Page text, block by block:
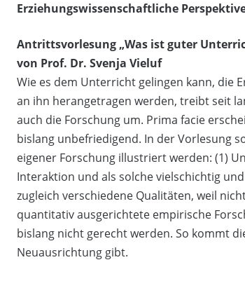
Erziehungswissenschaftliche
Antrittsvorlesung „Was ist guter
von Prof. Dr. Svenja Vieluf
Wie es dem Unterricht gelingen kann, die
an ihn herangetragen werden, treibt seit
auch die Forschung um. Prima facie
bislang unbefriedigend. In der Vorlesung
eigener Forschung illustriert werden: (1)
Interaktion und als solche vielschichtig
zugleich verschiedene Qualitäten, weil
quantitativ ausgerichtete empirische
bislang nicht gerecht werden. So kommt
Neuausrichtung gibt.